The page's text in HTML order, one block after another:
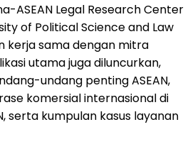
ASEAN Legal Research Center
of Political Science and Law
kerja sama dengan mitra
utama juga diluncurkan,
undang penting ASEAN,
komersial internasional di
serta kumpulan kasus layanan